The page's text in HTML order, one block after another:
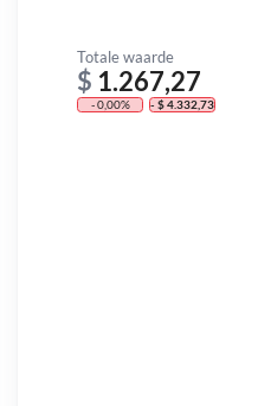
Totale waarde
$ 1.267,27
- 0,00% - $ 4.332,73